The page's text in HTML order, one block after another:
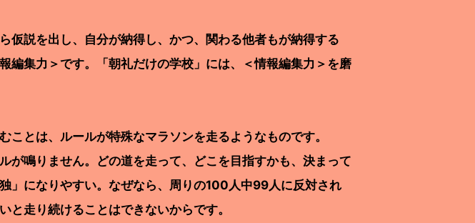
仮説を出し、自分が納得し、かつ、関わる他者もが納得する
編集力＞です。「朝礼だけの学校」には、＜情報編集力＞を磨
ことは、ルールが特殊なマラソンを走るようなものです。
が鳴りません。どの道を走って、どこを目指すかも、決まって
」になりやすい。なぜなら、周りの100人中99人に反対され
と走り続けることはできないからです。